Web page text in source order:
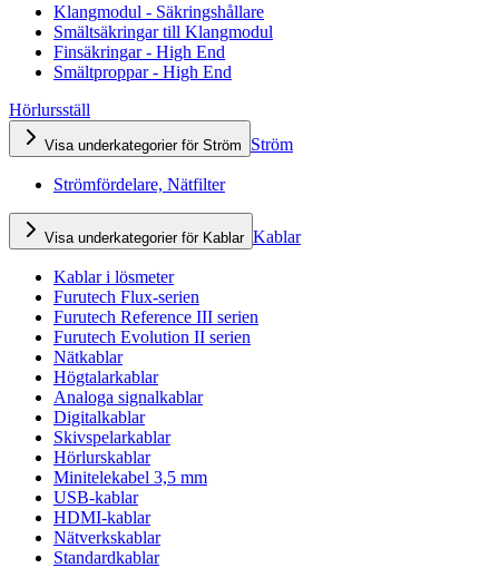
Klangmodul - Säkringshållare
Smältsäkringar till Klangmodul
Finsäkringar - High End
Smältproppar - High End
Hörlursställ
Visa underkategorier för Ström Ström
Strömfördelare, Nätfilter
Visa underkategorier för Kablar Kablar
Kablar i lösmeter
Furutech Flux-serien
Furutech Reference III serien
Furutech Evolution II serien
Nätkablar
Högtalarkablar
Analoga signalkablar
Digitalkablar
Skivspelarkablar
Hörlurskablar
Minitelekabel 3,5 mm
USB-kablar
HDMI-kablar
Nätverkskablar
Standardkablar